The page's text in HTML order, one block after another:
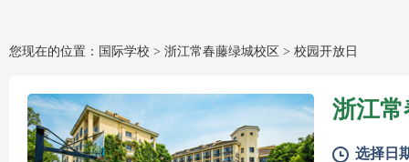
您现在的位置：国际学校 > 浙江常春藤绿城校区 > 校园开放日
浙江
选择日